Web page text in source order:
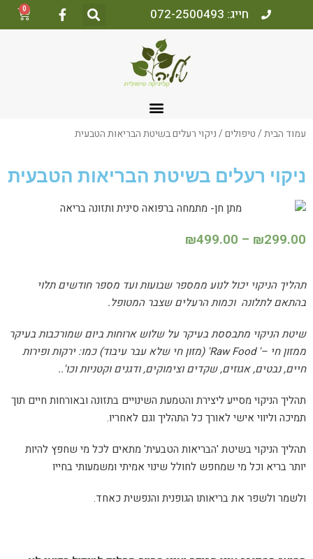
חייג: 072-2500493 0
עמוד הבית/טיפולים/ ניקוי רעלים בשיטת הבריאות הטבעית
ניקוי רעלים בשיטת הבריאות הטבעית
₪299.00
–
₪499.00
תהליך הניקוי יכול לנוע ממספר שבועות ועד מספר חודשים תלוי
בהתאם לתלונה וכמות הרעלים שצבר המטופל.
שיטת הניקוי מתבססת בעיקר על שלוש ארוחות ביום שמורכבות בעיקר
ממזון חי –' Raw Food' (מזון חי שלא עבר עיבוד) כמו: ירקות ופירות
חיים, נבטים, אגוזים, שקדים וצימוקים, ודגנים וקטניות וכו'..
תהליך הניקוי מסייע ליצירת והטמעת השינויים בתזונה ובאורחות חיים תוך
תמיכה וליווי אישי לאורך כל התהליך וגם לאחריו.
תהליך הניקוי בשיטת 'הבריאות הטבעית' מתאים לכל מי שחפץ להיות
יותר בריא וכל מי שמחפש לחולל שינוי אמיתי ומשמעותי בחייו
ולשמר ולשפר את בריאותו הגופנית והנפשית כאחד.